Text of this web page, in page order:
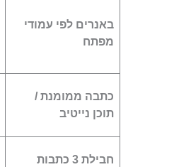
באנרים לפי עמודי
מפתח
כתבה ממומנת /
תוכן נייטיב
חבילת 3 כתבות